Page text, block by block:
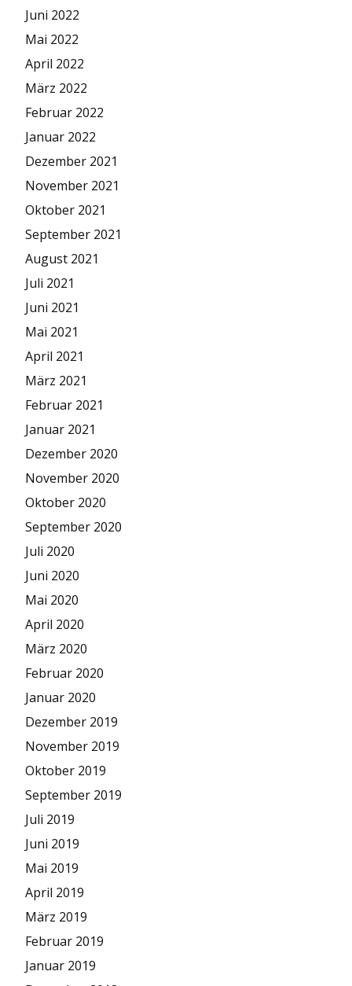
Juni 2022
Mai 2022
April 2022
März 2022
Februar 2022
Januar 2022
Dezember 2021
November 2021
Oktober 2021
September 2021
August 2021
Juli 2021
Juni 2021
Mai 2021
April 2021
März 2021
Februar 2021
Januar 2021
Dezember 2020
November 2020
Oktober 2020
September 2020
Juli 2020
Juni 2020
Mai 2020
April 2020
März 2020
Februar 2020
Januar 2020
Dezember 2019
November 2019
Oktober 2019
September 2019
Juli 2019
Juni 2019
Mai 2019
April 2019
März 2019
Februar 2019
Januar 2019